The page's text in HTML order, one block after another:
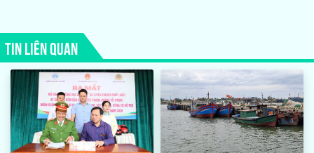
TIN LIÊN QUAN